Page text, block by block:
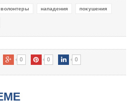
волонтеры нападения покушения
0 0 0